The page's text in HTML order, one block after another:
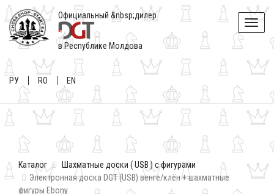
Toggle
Официальный &nbsp;дилер
в Республике Молдова
РУ RO EN
Каталог
Шахматные доски ( USB ) с фигурами
Электронная доска DGT (USB) венге/клён + шахматные
фигуры Ebony